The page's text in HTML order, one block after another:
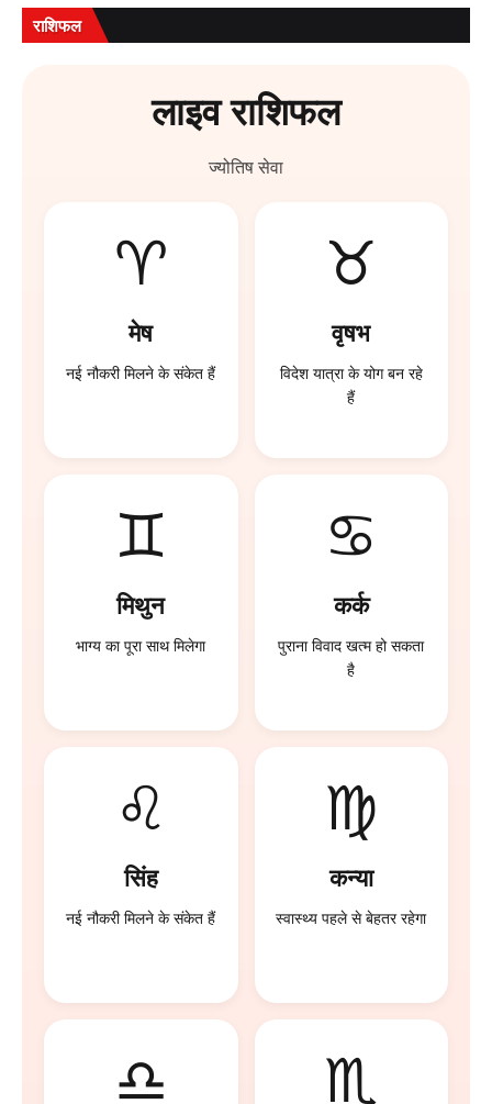
राशिफल
लाइव राशिफल
ज्योतिष सेवा
♈
मेष
नई नौकरी मिलने के संकेत हैं
♉
वृषभ
विदेश यात्रा के योग बन रहे
हैं
♊
मिथुन
भाग्य का पूरा साथ मिलेगा
♋
कर्क
पुराना विवाद खत्म हो सकता
है
♌
सिंह
नई नौकरी मिलने के संकेत हैं
♍
कन्या
स्वास्थ्य पहले से बेहतर रहेगा
♎ ♏